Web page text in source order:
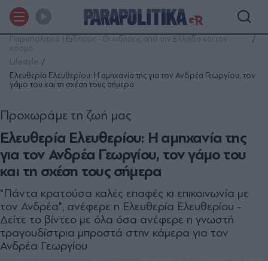
Παραπολιτικά | Ειδήσεις - Οι ειδήσεις από την Ελλάδα και τον
κόσμο
Lifestyle
Ελευθερία Ελευθερίου: Η αμηχανία της για τον Ανδρέα Γεωργίου, τον
γάμο του και τη σχέση τους σήμερα
Ελευθερία Ελευθερίου: Η αμηχανία της
για τον Ανδρέα Γεωργίου, τον γάμο του
και τη σχέση τους σήμερα
Προχωράμε τη ζωή μας
"Πάντα κρατούσα καλές επαφές κι επικοινωνία με
τον Ανδρέα", ανέφερε η Ελευθερία Ελευθερίου -
Δείτε το βίντεο με όλα όσα ανέφερε η γνωστή
τραγουδίστρια μπροστά στην κάμερα για τον
Ανδρέα Γεωργίου